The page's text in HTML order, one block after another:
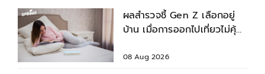
ผลสำรวจชี้ Gen Z เลือกอยู่
บ้าน เมื่อการออกไปเที่ยวไม่คุ้ม
08 Aug 2026